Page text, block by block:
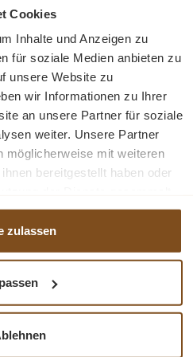
Cookies
Inhalte und Anzeigen zu
für soziale Medien anbieten zu
unsere Website zu
wir Informationen zu Ihrer
an unsere Partner für soziale
weiter. Unsere Partner
möglicherweise mit weiteren
bereitgestellt haben oder
zulassen
feuchten Tuch
, die Design,
vereint.
"Kommode New York
2
cm"
modernen Loft-